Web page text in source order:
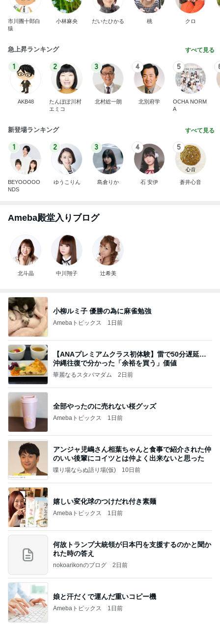
市川團十郎白
猿
小林麻央 だいたひかる 桃 クロ
急上昇ランキング すべて見る
1
AKB48
2
たんぽぽ川村
エミコ
3
北村総一朗
4
北別府学
5
OCHA NORM
A
新登場ランキング すべて見る
1
BEYOOOOO
NDS
2
ゆうこりん
3
島倉りか
4
石 安伊
5
蒼井心音
Ameba殿堂入りブログ
北斗晶 中川翔子 辻希美
小柳ルミ子 優勝の為に麻雀勉強
Amebaトピックス 1日前
【ANAプレミアムクラス初体験】雷で50分遅延…
沖縄往復で分かった「余裕を買う」価値
華麗なるスタバマダム 2日前
全部やったのに売れない桜グッズ
Amebaトピックス 1日前
アンジャ児嶋さん相葉ちゃんと食事で紹介された仲
のいい後輩にコイツとは仲よく出来ないと思った
喋り場ならぬ語り場(仮) 10日前
嬉しい変化球のつけだれ付き素麺
Amebaトピックス 1日前
何故トランプ大統領が日本円を支援するのかと聞か
れた時の答え
nokoarikonのブログ 2日前
娘と汗だくで運んだ重いコピー機
Amebaトピックス 1日前